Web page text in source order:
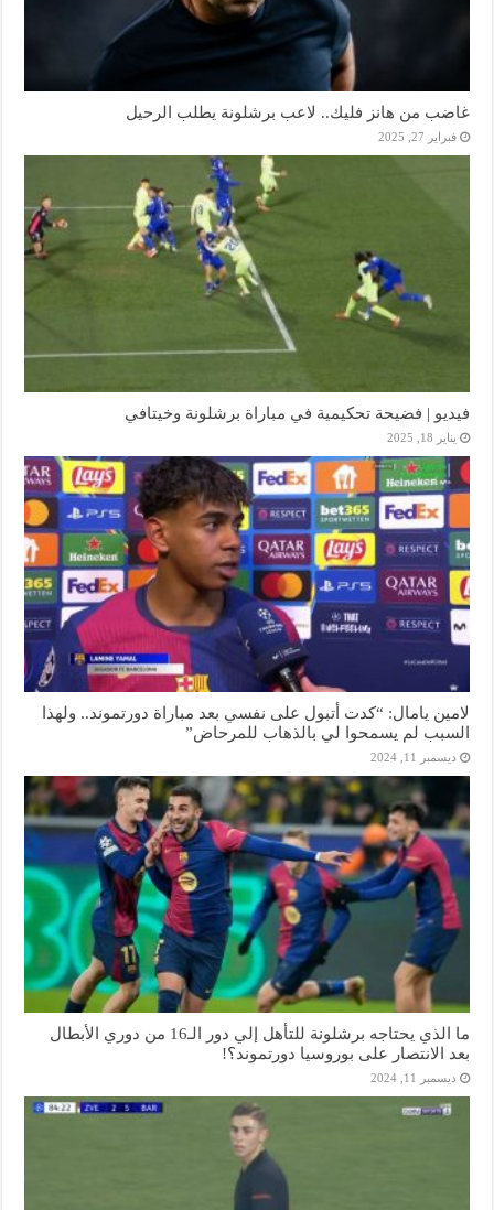
غاضب من هانز فليك.. لاعب برشلونة يطلب الرحيل
فبراير 27, 2025
فيديو | فضيحة تحكيمية في مباراة برشلونة وخيتافي
يناير 18, 2025
لامين يامال: “كدت أتبول على نفسي بعد مباراة دورتموند.. ولهذا
السبب لم يسمحوا لي بالذهاب للمرحاض”
ديسمبر 11, 2024
ما الذي يحتاجه برشلونة للتأهل إلي دور الـ16 من دوري الأبطال
بعد الانتصار على بوروسيا دورتموند؟!
ديسمبر 11, 2024